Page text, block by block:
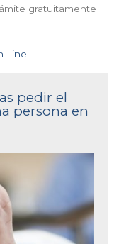
gratuitamente
Line
pedir el
persona en